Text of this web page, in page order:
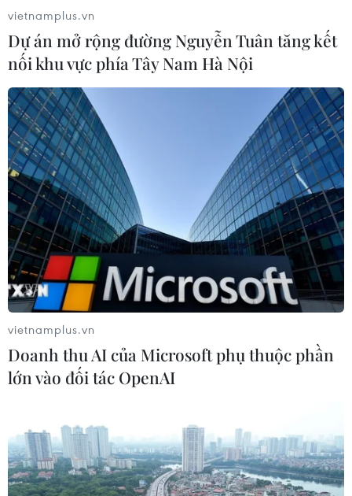
vietnamplus.vn
Dự án mở rộng đường Nguyễn Tuân tăng kết
nối khu vực phía Tây Nam Hà Nội
vietnamplus.vn
Doanh thu AI của Microsoft phụ thuộc phần
lớn vào đối tác OpenAI